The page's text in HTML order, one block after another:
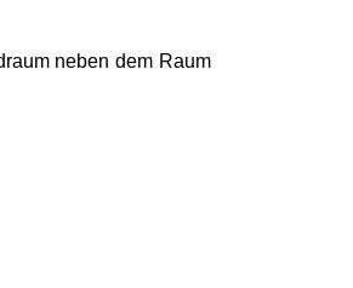
neben dem Raum